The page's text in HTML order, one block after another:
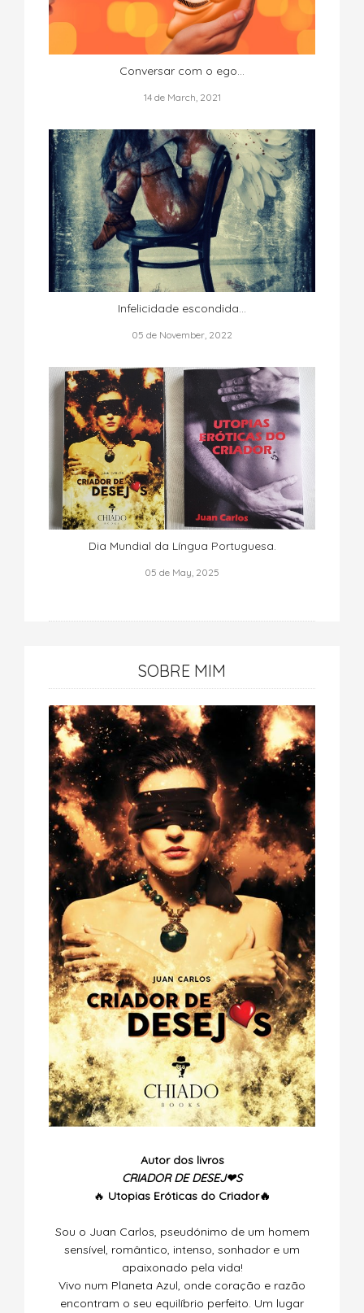
Conversar com o ego…
14 de March, 2021
Infelicidade escondida…
05 de November, 2022
Dia Mundial da Língua Portuguesa.
05 de May, 2025
SOBRE MIM
Autor dos livros
CRIADOR DE DESEJ❤S
🔥 Utopias Eróticas do Criador🔥
Sou o Juan Carlos, pseudónimo de um homem
sensível, romântico, intenso, sonhador e um
apaixonado pela vida!
Vivo num Planeta Azul, onde coração e razão
encontram o seu equilíbrio perfeito. Um lugar